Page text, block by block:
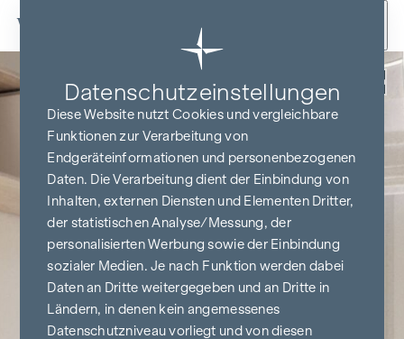
Zum Inhalt springen
Zurück
Datenschutz­einstellungen
Diese Website nutzt Cookies und vergleichbare
Funktionen zur Verarbeitung von
Endgeräteinformationen und personenbezogenen
Daten. Die Verarbeitung dient der Einbindung von
Inhalten, externen Diensten und Elementen Dritter,
der statistischen Analyse/Messung, der
personalisierten Werbung sowie der Einbindung
sozialer Medien. Je nach Funktion werden dabei
Daten an Dritte weitergegeben und an Dritte in
Ländern, in denen kein angemessenes
Datenschutzniveau vorliegt und von diesen